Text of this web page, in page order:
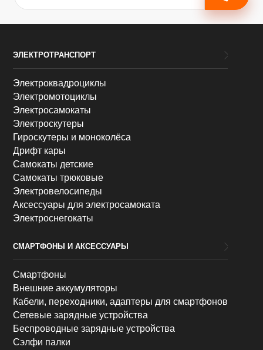
ЭЛЕКТРОТРАНСПОРТ
Электроквадроциклы
Электромотоциклы
Электросамокаты
Электроскутеры
Гироскутеры и моноколёса
Дрифт кары
Самокаты детские
Самокаты трюковые
Электровелосипеды
Аксессуары для электросамоката
Электроснегокаты
СМАРТФОНЫ И АКСЕССУАРЫ
Смартфоны
Внешние аккумуляторы
Кабели, переходники, адаптеры для смартфонов
Сетевые зарядные устройства
Беспроводные зарядные устройства
Сэлфи палки